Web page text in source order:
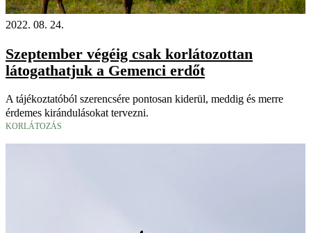
2022. 08. 24.
Szeptember végéig csak korlátozottan
látogathatjuk a Gemenci erdőt
A tájékoztatóból szerencsére pontosan kiderül, meddig és merre
érdemes kirándulásokat tervezni.
KORLÁTOZÁS